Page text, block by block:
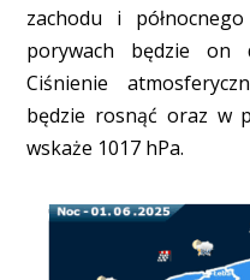
zachodu i
porywach będzie on
Ciśnienie
będzie rosnąć oraz w
wskaże 1017 hPa.